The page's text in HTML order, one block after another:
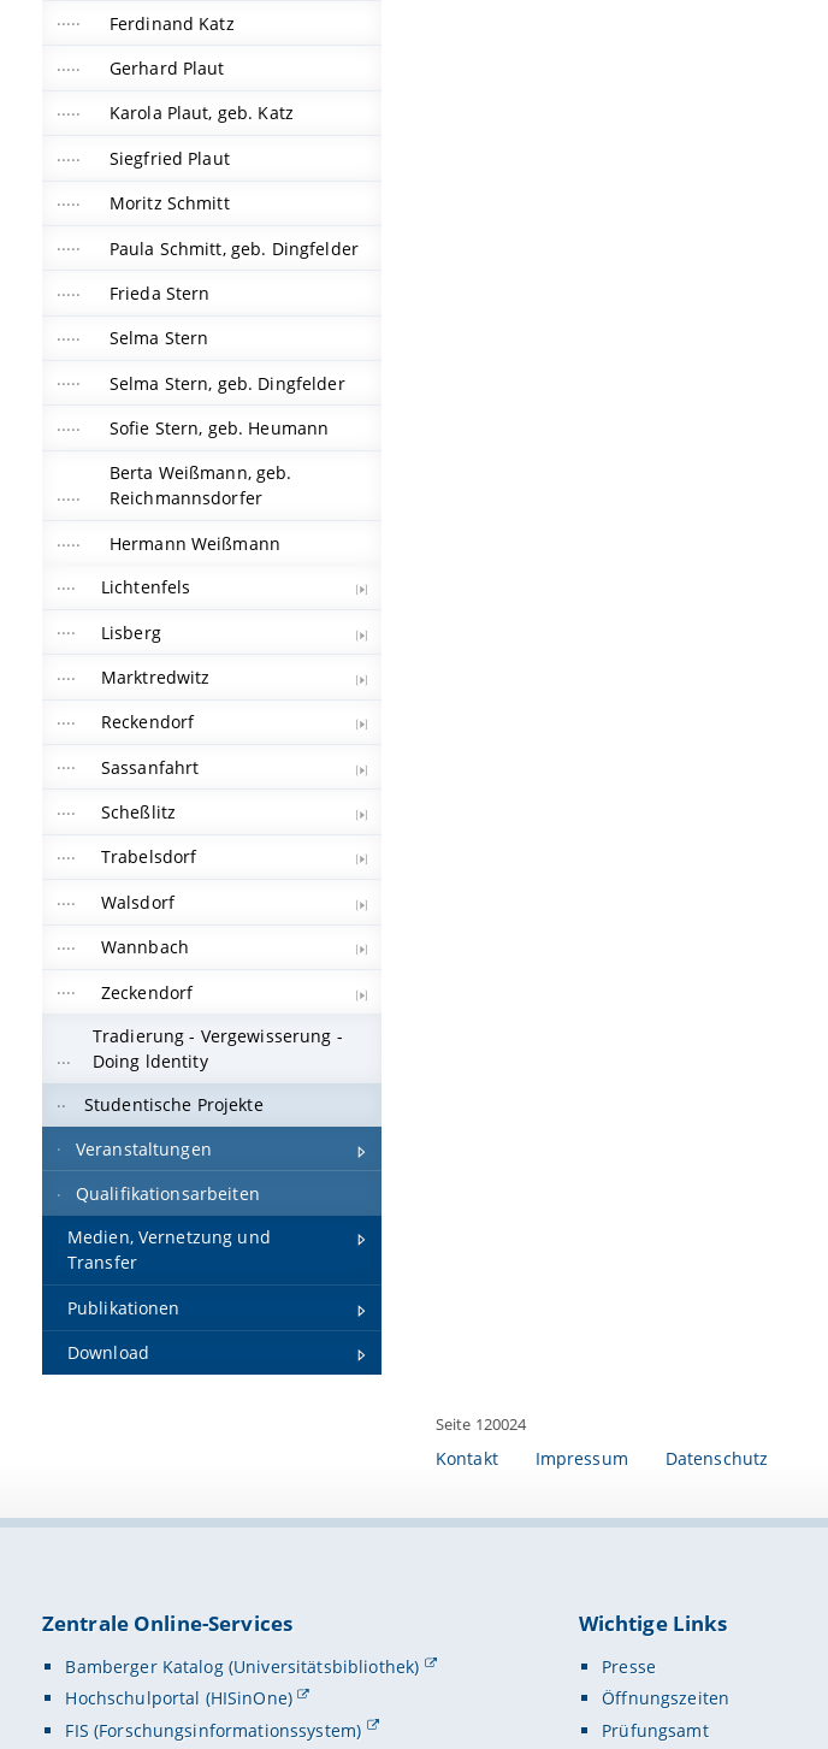
Ferdinand Katz
Gerhard Plaut
Karola Plaut, geb. Katz
Siegfried Plaut
Moritz Schmitt
Paula Schmitt, geb. Dingfelder
Frieda Stern
Selma Stern
Selma Stern, geb. Dingfelder
Sofie Stern, geb. Heumann
Berta Weißmann, geb.
Reichmannsdorfer
Hermann Weißmann
Lichtenfels
Lisberg
Marktredwitz
Reckendorf
Sassanfahrt
Scheßlitz
Trabelsdorf
Walsdorf
Wannbach
Zeckendorf
Tradierung - Vergewisserung -
Doing ldentity
Studentische Projekte
Veranstaltungen
Qualifikationsarbeiten
Medien, Vernetzung und
Transfer
Publikationen
Download
Seite 120024
Kontakt Impressum Datenschutz
Zentrale Online-Services
Bamberger Katalog (Universitätsbibliothek)
Hochschulportal (HISinOne)
FIS (Forschungsinformationssystem)
Wichtige Links
Presse
Öffnungszeiten
Prüfungsamt